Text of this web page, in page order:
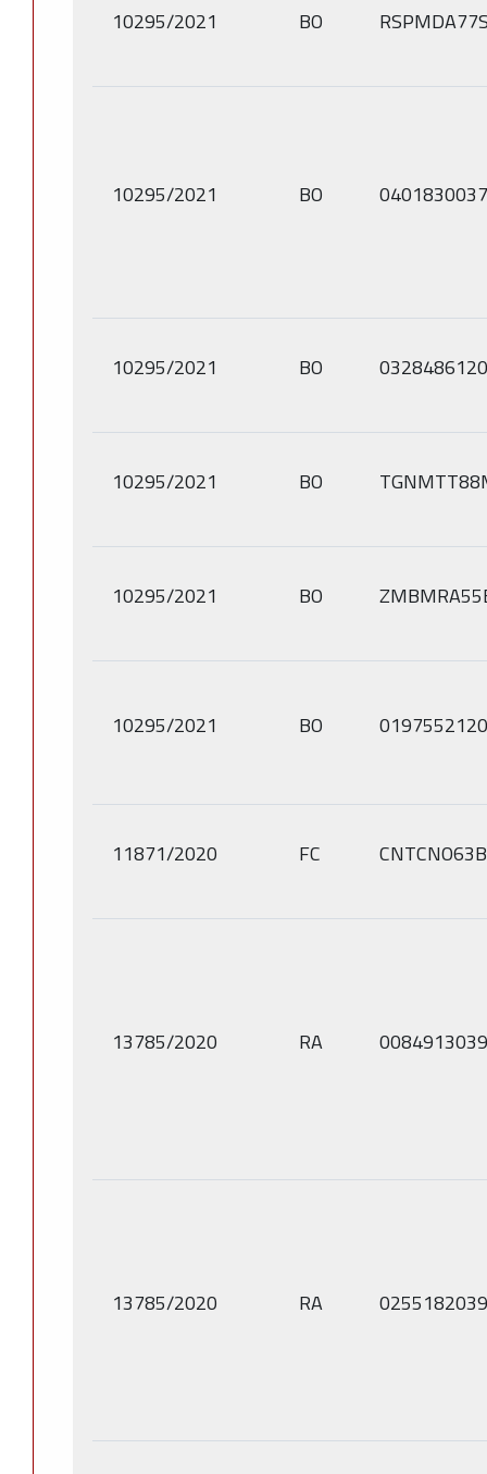
10295/2021 BO
10295/2021 BO
10295/2021 BO
10295/2021 BO
10295/2021 BO
10295/2021 BO
11871/2020 FC
13785/2020 RA
13785/2020 RA